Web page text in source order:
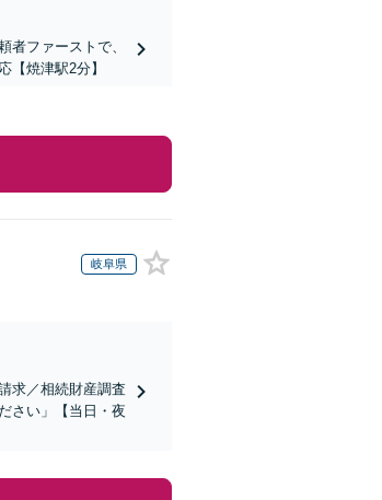
者ファーストで、
【焼津駅2分】
岐阜県
求／相続財産調査
さい」【当日・夜